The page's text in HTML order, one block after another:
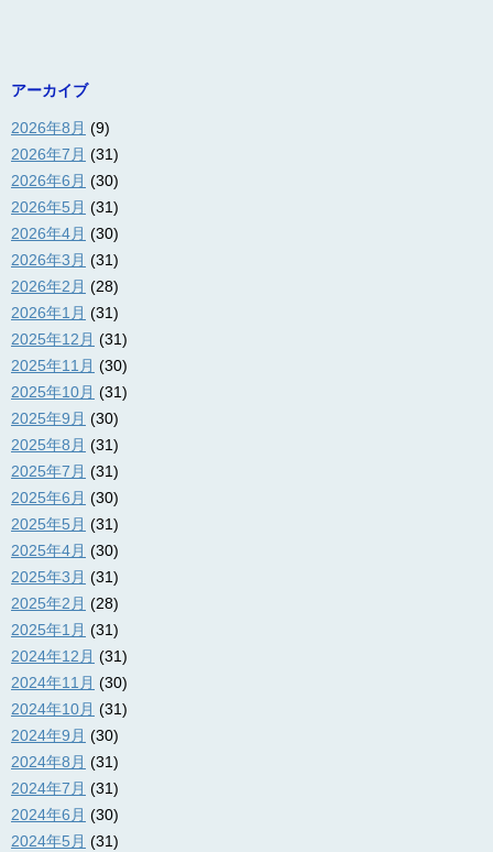
アーカイブ
2026年8月 (9)
2026年7月 (31)
2026年6月 (30)
2026年5月 (31)
2026年4月 (30)
2026年3月 (31)
2026年2月 (28)
2026年1月 (31)
2025年12月 (31)
2025年11月 (30)
2025年10月 (31)
2025年9月 (30)
2025年8月 (31)
2025年7月 (31)
2025年6月 (30)
2025年5月 (31)
2025年4月 (30)
2025年3月 (31)
2025年2月 (28)
2025年1月 (31)
2024年12月 (31)
2024年11月 (30)
2024年10月 (31)
2024年9月 (30)
2024年8月 (31)
2024年7月 (31)
2024年6月 (30)
2024年5月 (31)